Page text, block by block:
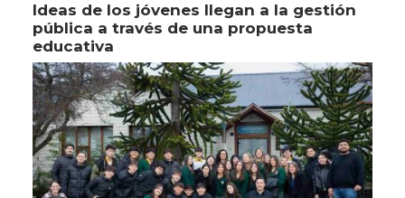
Ideas de los jóvenes llegan a la gestión
pública a través de una propuesta
educativa